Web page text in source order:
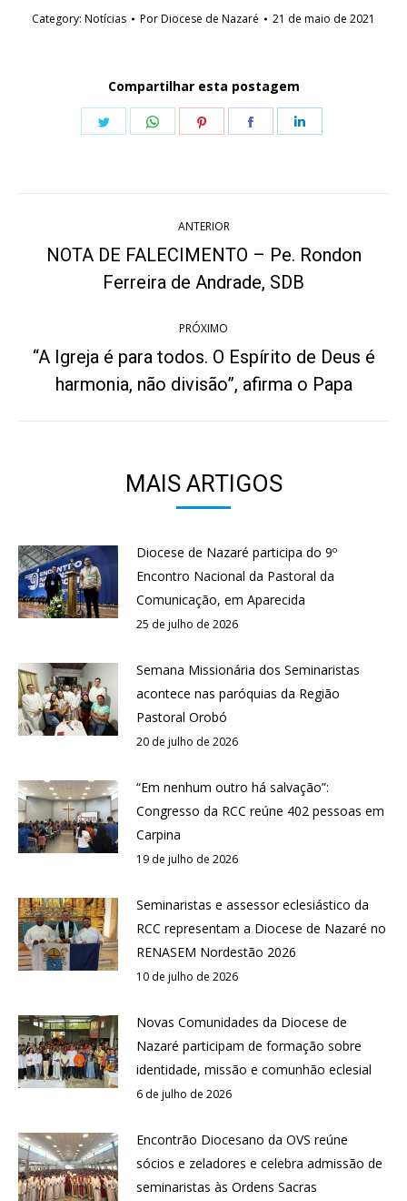
Category: Notícias PorDiocese de Nazaré 21 de maio de 2021
Compartilhar esta postagem
Share
Share
Share
Share
ANTERIOR
Post
anterior:
NOTA DE FALECIMENTO – Pe. Rondon
Ferreira de Andrade, SDB
PRÓXIMO
Próximo
post:
“A Igreja é para todos. O Espírito de Deus é
harmonia, não divisão”, afirma o Papa
MAIS ARTIGOS
Diocese de Nazaré participa do 9º
Encontro Nacional da Pastoral da
Comunicação, em Aparecida
25 de julho de 2026
Semana Missionária dos Seminaristas
acontece nas paróquias da Região
Pastoral Orobó
20 de julho de 2026
“Em nenhum outro há salvação”:
Congresso da RCC reúne 402 pessoas em
Carpina
19 de julho de 2026
Seminaristas e assessor eclesiástico da
RCC representam a Diocese de Nazaré no
RENASEM Nordestão 2026
10 de julho de 2026
Novas Comunidades da Diocese de
Nazaré participam de formação sobre
identidade, missão e comunhão eclesial
6 de julho de 2026
Encontrão Diocesano da OVS reúne
sócios e zeladores e celebra admissão de
seminaristas às Ordens Sacras